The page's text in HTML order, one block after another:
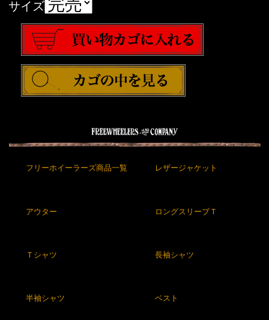
サイズ
フリーホイーラーズ商品一覧 レザージャケット
アウター ロングスリーブＴ
Ｔシャツ 長袖シャツ
半袖シャツ ベスト